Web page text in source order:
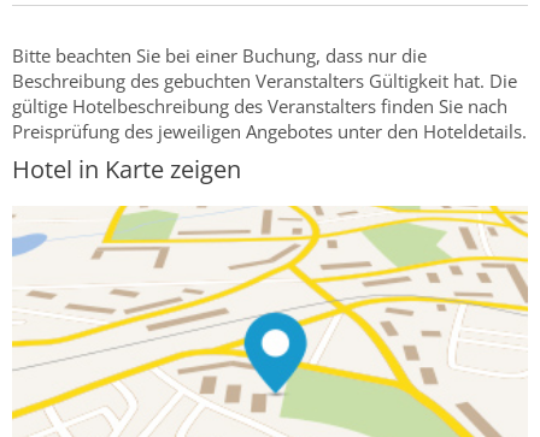
Bitte beachten Sie bei einer Buchung, dass nur die
Beschreibung des gebuchten Veranstalters Gültigkeit hat. Die
gültige Hotelbeschreibung des Veranstalters finden Sie nach
Preisprüfung des jeweiligen Angebotes unter den Hoteldetails.
Hotel in Karte zeigen